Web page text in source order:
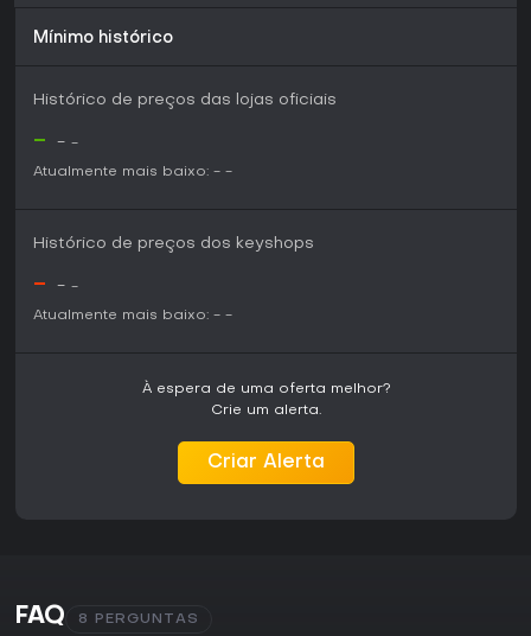
Mínimo histórico
Histórico de preços das lojas oficiais
- - -
Atualmente mais baixo: - -
Histórico de preços dos keyshops
- - -
Atualmente mais baixo: - -
À espera de uma oferta melhor?
Crie um alerta.
Criar Alerta
FAQ 8 PERGUNTAS